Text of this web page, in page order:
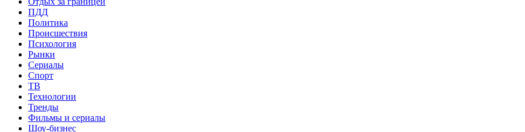
ПДД
Политика
Происшествия
Психология
Рынки
Сериалы
Спорт
ТВ
Технологии
Тренды
Фильмы и сериалы
Шоу-бизнес